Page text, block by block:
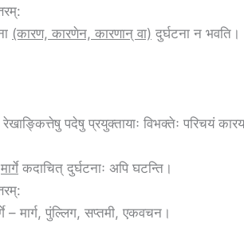
(कारण, कारणेन, कारणान् वा) दुर्घटना न भवति।
पदेषु प्रयुक्तायाः विभक्तेः परिचयं
मार्गे कदाचित् दुर्घटनाः अपि घटन्ति।
– मार्ग, पुंल्लिग, सप्तमी, एकवचन।